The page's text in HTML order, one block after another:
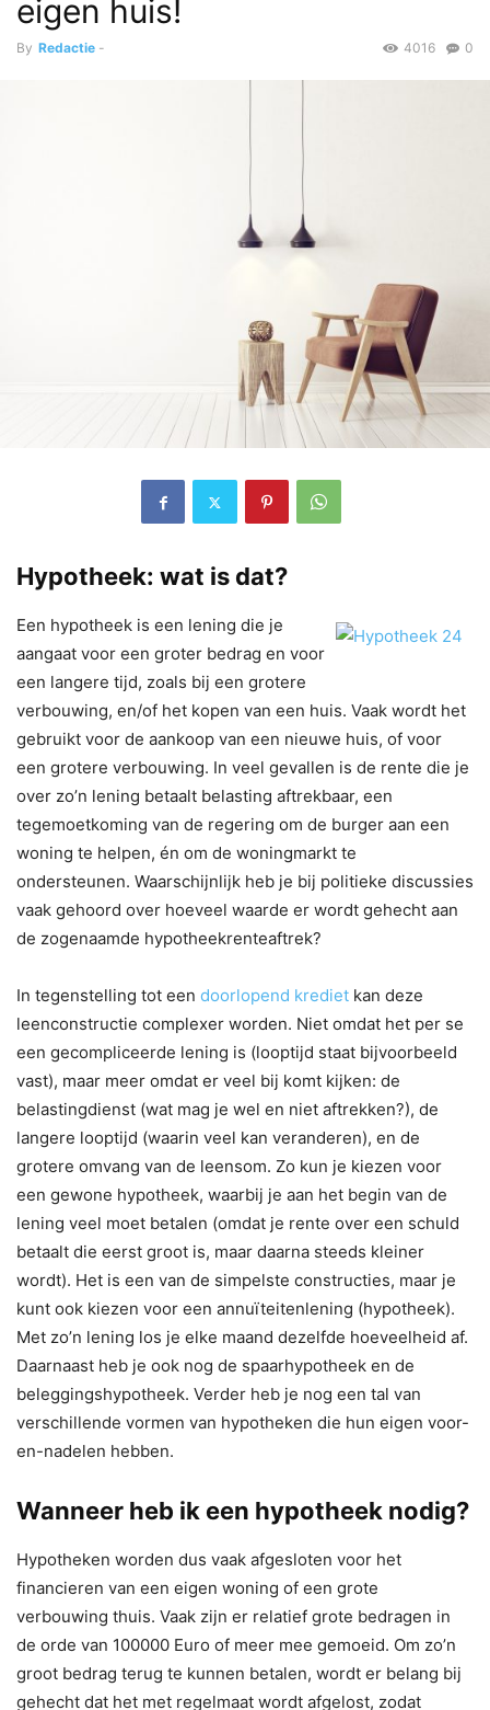
eigen huis!
By Redactie - 0
4016
Hypotheek: wat is dat?
Een hypotheek is een lening die je
aangaat voor een groter bedrag en voor
een langere tijd, zoals bij een grotere
verbouwing, en/of het kopen van een huis. Vaak wordt het
gebruikt voor de aankoop van een nieuwe huis, of voor
een grotere verbouwing. In veel gevallen is de rente die je
over zo’n lening betaalt belasting aftrekbaar, een
tegemoetkoming van de regering om de burger aan een
woning te helpen, én om de woningmarkt te
ondersteunen. Waarschijnlijk heb je bij politieke discussies
vaak gehoord over hoeveel waarde er wordt gehecht aan
de zogenaamde hypotheekrenteaftrek?
In tegenstelling tot een doorlopend krediet kan deze
leenconstructie complexer worden. Niet omdat het per se
een gecompliceerde lening is (looptijd staat bijvoorbeeld
vast), maar meer omdat er veel bij komt kijken: de
belastingdienst (wat mag je wel en niet aftrekken?), de
langere looptijd (waarin veel kan veranderen), en de
grotere omvang van de leensom. Zo kun je kiezen voor
een gewone hypotheek, waarbij je aan het begin van de
lening veel moet betalen (omdat je rente over een schuld
betaalt die eerst groot is, maar daarna steeds kleiner
wordt). Het is een van de simpelste constructies, maar je
kunt ook kiezen voor een annuïteitenlening (hypotheek).
Met zo’n lening los je elke maand dezelfde hoeveelheid af.
Daarnaast heb je ook nog de spaarhypotheek en de
beleggingshypotheek. Verder heb je nog een tal van
verschillende vormen van hypotheken die hun eigen voor-
en-nadelen hebben.
Wanneer heb ik een hypotheek nodig?
Hypotheken worden dus vaak afgesloten voor het
financieren van een eigen woning of een grote
verbouwing thuis. Vaak zijn er relatief grote bedragen in
de orde van 100000 Euro of meer mee gemoeid. Om zo’n
groot bedrag terug te kunnen betalen, wordt er belang bij
gehecht dat het met regelmaat wordt afgelost, zodat